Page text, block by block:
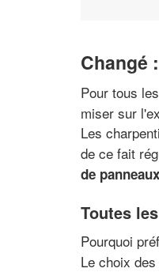
Changé
Pour tous
miser sur
Les
de ce fait
de
Toutes
Pourquoi
Le choix